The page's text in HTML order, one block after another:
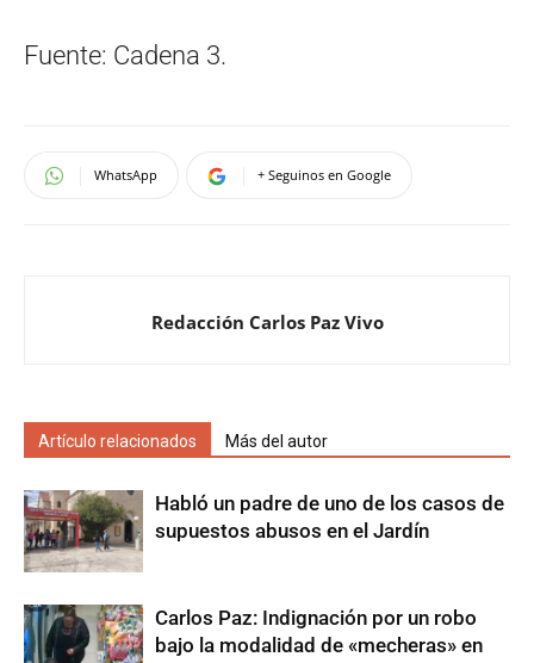
Fuente: Cadena 3.
WhatsApp + Seguinos en Google
Redacción Carlos Paz Vivo
Artículo relacionados Más del autor
Habló un padre de uno de los casos de
supuestos abusos en el Jardín
Carlos Paz: Indignación por un robo
bajo la modalidad de «mecheras» en